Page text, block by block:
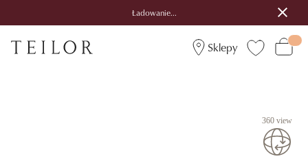
Ładowanie...
Sklepy
360 view